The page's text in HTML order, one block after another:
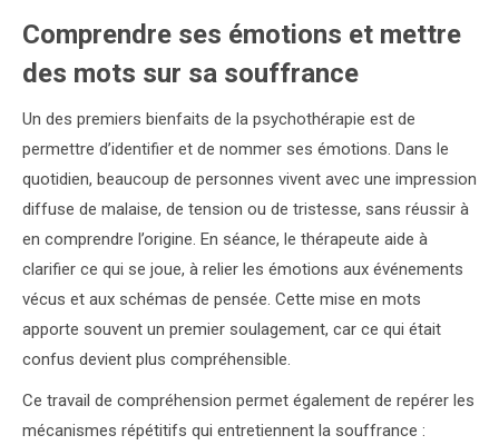
Comprendre ses émotions et mettre
des mots sur sa souffrance
Un des premiers bienfaits de la psychothérapie est de
permettre d’identifier et de nommer ses émotions. Dans le
quotidien, beaucoup de personnes vivent avec une impression
diffuse de malaise, de tension ou de tristesse, sans réussir à
en comprendre l’origine. En séance, le thérapeute aide à
clarifier ce qui se joue, à relier les émotions aux événements
vécus et aux schémas de pensée. Cette mise en mots
apporte souvent un premier soulagement, car ce qui était
confus devient plus compréhensible.
Ce travail de compréhension permet également de repérer les
mécanismes répétitifs qui entretiennent la souffrance :